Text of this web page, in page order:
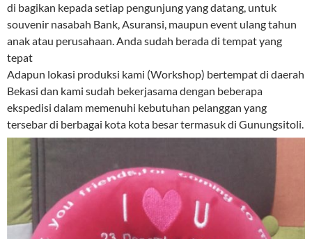
di bagikan kepada setiap pengunjung yang datang, untuk
souvenir nasabah Bank, Asuransi, maupun event ulang tahun
anak atau perusahaan. Anda sudah berada di tempat yang
tepat
Adapun lokasi produksi kami (Workshop) bertempat di daerah
Bekasi dan kami sudah bekerjasama dengan beberapa
ekspedisi dalam memenuhi kebutuhan pelanggan yang
tersebar di berbagai kota kota besar termasuk di Gunungsitoli.